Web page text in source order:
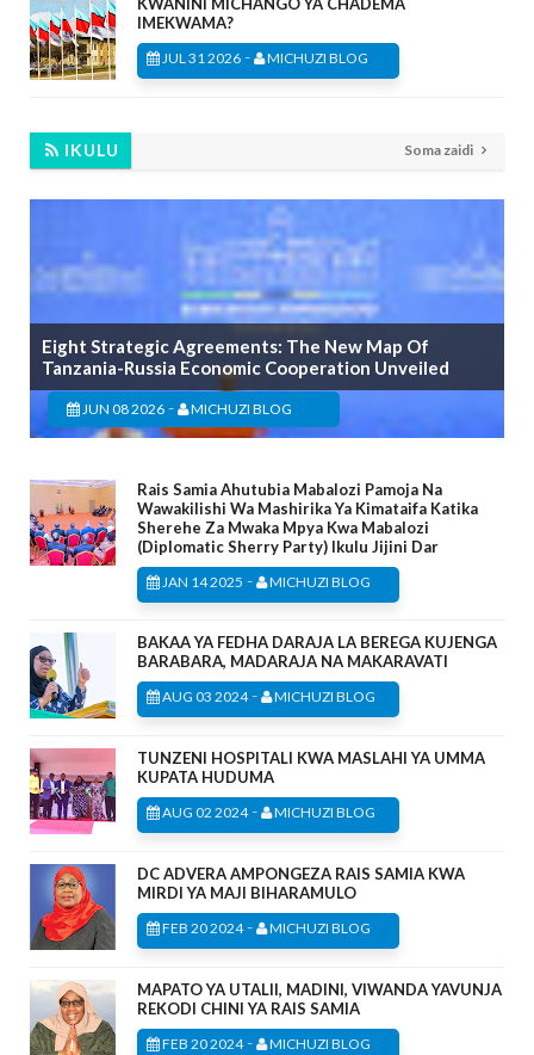
IMEKWAMA?
JUL 31 2026 - MICHUZI BLOG
IKULU Soma zaidi
Eight Strategic Agreements: The New Map Of
Tanzania-Russia Economic Cooperation Unveiled
JUN 08 2026 - MICHUZI BLOG
Rais Samia Ahutubia Mabalozi Pamoja Na
Wawakilishi Wa Mashirika Ya Kimataifa Katika
Sherehe Za Mwaka Mpya Kwa Mabalozi
(Diplomatic Sherry Party) Ikulu Jijini Dar
JAN 14 2025 - MICHUZI BLOG
BAKAA YA FEDHA DARAJA LA BEREGA KUJENGA
BARABARA, MADARAJA NA MAKARAVATI
AUG 03 2024- MICHUZI BLOG
TUNZENI HOSPITALI KWA MASLAHI YA UMMA
KUPATA HUDUMA
AUG 02 2024- MICHUZI BLOG
DC ADVERA AMPONGEZA RAIS SAMIA KWA
MIRDI YA MAJI BIHARAMULO
FEB 20 2024- MICHUZI BLOG
MAPATO YA UTALII, MADINI, VIWANDA YAVUNJA
REKODI CHINI YA RAIS SAMIA
FEB 20 2024- MICHUZI BLOG